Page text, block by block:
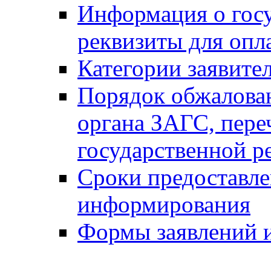
Информация о
реквизиты для
Категории
Порядок
органа ЗАГС,
государственной
Сроки
информирования
Формы заявлений